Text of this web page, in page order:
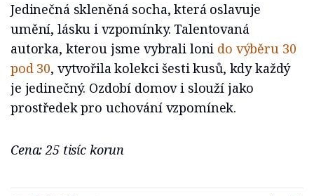
Jedinečná skleněná socha, která oslavuje
umění, lásku i vzpomínky. Talentovaná
autorka, kterou jsme vybrali loni do výběru 30
pod 30, vytvořila kolekci šesti kusů, kdy každý
je jedinečný. Ozdobí domov i slouží jako
prostředek pro uchování vzpomínek.
Cena: 25 tisíc korun